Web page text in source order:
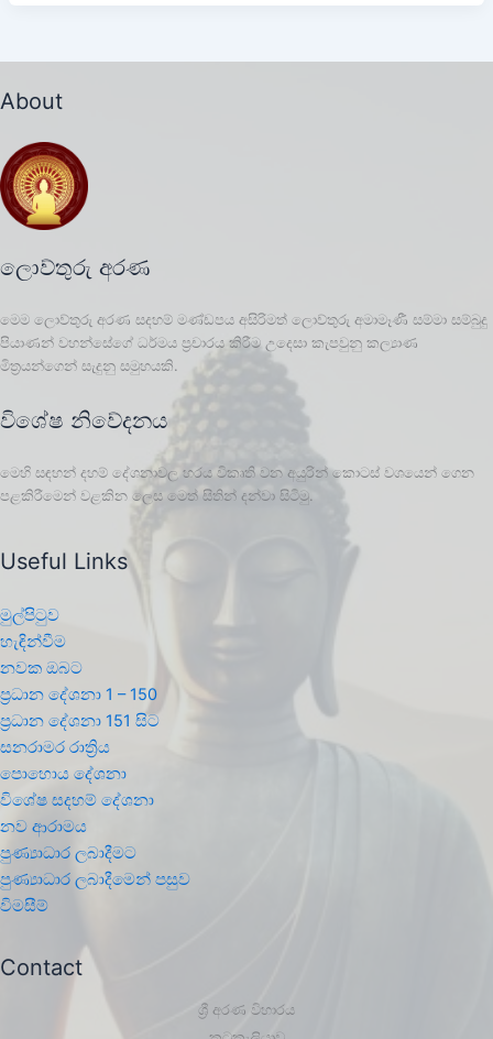
About
ලොව්තුරු අරණ
මෙම ලොව්තුරු අරණ සදහම් මණ්ඩපය අසිරිමත් ලොව්තුරු අමාමෑණී සම්මා සම්බුදු
පියාණන් වහන්සේගේ ධර්මය ප්‍රචාරය කිරීම උදෙසා කැපවුනු කල්‍යාණ
මිත්‍රයන්ගෙන් සැදුනු සමුහයකි.
විශේෂ නිවේදනය
මෙහි සඳහන් දහම් දේශනාවල හරය විකෘති වන අයුරින් කොටස් වශයෙන් ගෙන
පළකිරීමෙන් වළකින ලෙස මෙත් සිතින් දන්වා සිටිමු.
Useful Links
මුල්පිටුව
හැඳින්වීම
නවක ඔබට
ප්‍රධාන දේශනා 1 – 150
ප්‍රධාන දේශනා 151 සිට
සනරාමර රාත්‍රිය
පොහොය දේශනා
විශේෂ සදහම් දේශනා
නව ආරාමය
පුණ්‍යාධාර ලබාදීමට
පුණ්‍යාධාර ලබාදීමෙන් පසුව
විමසීම්
Contact
ශ්‍රී අරණ විහාරය